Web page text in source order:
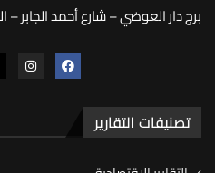
برج دار العوضي – شارع أحمد الجابر
تصنيفات التقارير